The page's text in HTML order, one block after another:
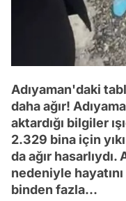
Adıyaman'daki
daha ağır!
aktardığı bilgiler
2.329 bina için
da ağır
nedeniyle
binden fazla...